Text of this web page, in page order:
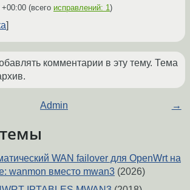
+00:00 (всего исправлений: 1)
комментарии в эту тему. Тема
Admin →
WAN failover для OpenWrt на
wanmon вместо mwan3 (2026)